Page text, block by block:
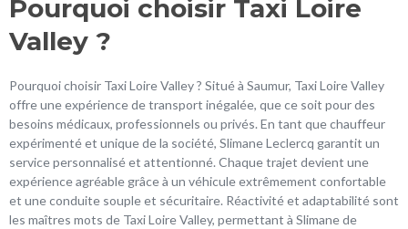
Pourquoi choisir Taxi Loire
Valley ?
Pourquoi choisir Taxi Loire Valley ? Situé à Saumur, Taxi Loire Valley
offre une expérience de transport inégalée, que ce soit pour des
besoins médicaux, professionnels ou privés. En tant que chauffeur
expérimenté et unique de la société, Slimane Leclercq garantit un
service personnalisé et attentionné. Chaque trajet devient une
expérience agréable grâce à un véhicule extrêmement confortable
et une conduite souple et sécuritaire. Réactivité et adaptabilité sont
les maîtres mots de Taxi Loire Valley, permettant à Slimane de